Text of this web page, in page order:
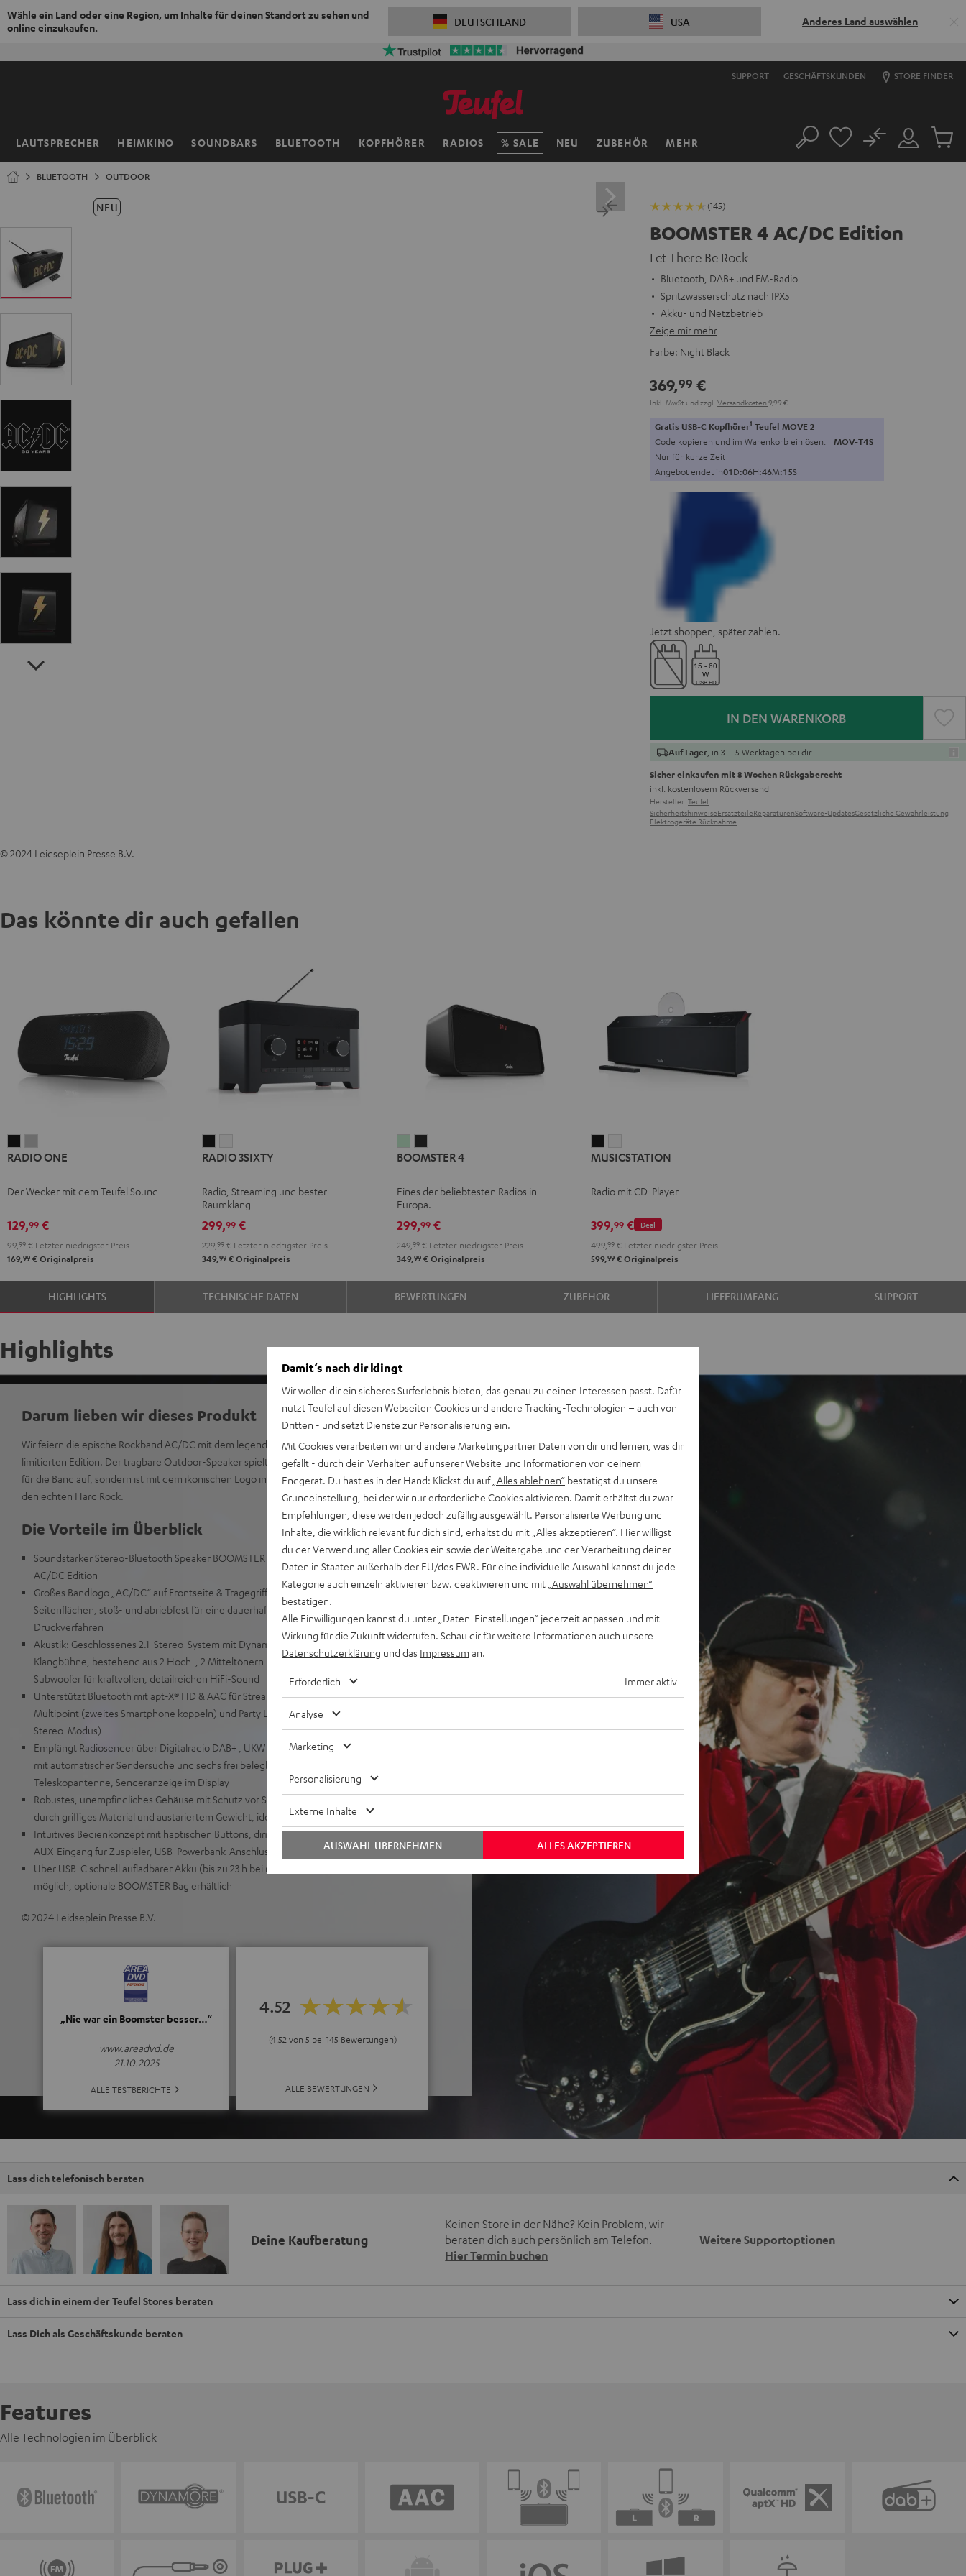
Wähle ein Land oder eine Region, um Inhalte für deinen Standort zu sehen und
online einzukaufen.
DEUTSCHLAND USA Anderes Land auswählen
SUPPORT GESCHÄFTSKUNDEN STORE FINDER
LAUTSPRECHER HEIMKINO SOUNDBARS BLUETOOTH KOPFHÖRER RADIOS SALE NEU ZUBEHÖR MEHR
Startseite Suche
Mein
Konto
No
Artikel
BLUETOOTH OUTDOOR
NEU (145)
BOOMSTER 4 AC/DC Edition
Let There Be Rock
Bluetooth, DAB+ und FM-Radio
Spritzwasserschutz nach IPX5
Akku- und Netzbetrieb
Zeige mir mehr
Farbe: Night Black
369,99 €
Inkl. MwSt und zzgl. Versandkosten 9,99 €
Gratis USB-C Kopfhörer1 Teufel MOVE 2
Code kopieren und im Warenkorb einlösen. MOV-T4S
Nur für kurze Zeit
Angebot endet in01D:06H:46M:14S
Jetzt shoppen, später zahlen.
IN DEN WARENKORB
Auf Lager , in 3 – 5 Werktagen bei dir
Sicher einkaufen mit 8 Wochen Rückgaberecht
inkl. kostenlosem Rückversand
Hersteller: Teufel
SicherheitshinweiseErsatzteileReparaturenSoftware-UpdatesGesetzliche Gewährleistung
Elektrogeräte Rücknahme
© 2024 Leidseplein Presse B.V.
Das könnte dir auch gefallen
ONEONE
Gray
RADIO ONE
Der Wecker mit dem Teufel Sound
129,99 €
99, 99 € Letzter niedrigster Preis
169,99 € Originalpreis
3SIXTY3SIXTY
RADIO 3SIXTY
Radio, Streaming und bester
Raumklang
299,99€
229, 99€Letzter niedrigster Preis
349,99€Originalpreis
4
Green
4
Black
BOOMSTER 4
Eines der beliebtesten Radios in
Europa.
299,99€
249, 99€Letzter niedrigster Preis
349,99€Originalpreis
Schwarz
Weiß
MUSICSTATION
Radio mit CD-Player
Deal
399,99 €
499,99 € Letzter niedrigster Preis
599,99 € Originalpreis
HIGHLIGHTS TECHNISCHE DATEN BEWERTUNGEN ZUBEHÖR LIEFERUMFANG SUPPORT
Highlights
Darum lieben wir dieses Produkt
Wir feiern die epische Rockband AC/DC mit dem legendären Sound des BOOMSTER 4 in einer
limitierten Edition. Der tragbare Outdoor-Speaker spielt nicht nur mit seinem kraftvollen Sound
für die Band auf, sondern ist mit dem ikonischen Logo in Gold auch optisch eine Hommage an
den echten Hard Rock.
Die Vorteile im Überblick
Soundstarker Stereo-Bluetooth Speaker BOOMSTER 4 in der offiziell lizensierten & limitierten
AC/DC Edition
Großes Bandlogo „AC/DC“ auf Frontseite & Tragegriff sowie „High Voltage“ Blitze auf den
Seitenflächen, stoß- und abriebfest für eine dauerhafte Sichtbarkeit, Umwelt-freundliches
Druckverfahren
Akustik: Geschlossenes 2.1-Stereo-System mit Dynamore Technologie für eine breite
Klangbühne, bestehend aus 2 Hoch-, 2 Mitteltönern und mittig integriertem Frontfire-
Subwoofer für kraftvollen, detailreichen HiFi-Sound
Unterstützt Bluetooth mit apt-X® HD & AAC für Streaming in CD-Qualität über Spotify & Co.,
Multipoint (zweites Smartphone koppeln) und Party Link Stereo (zwei Geräte koppeln für
Stereo-Modus)
Empfängt Radiosender über Digitalradio DAB+ , UKW oder spielt Internetradio über Bluetooth,
mit automatischer Sendersuche und sechs frei belegbaren Stationstasten, schwenkbare
Teleskopantenne, Senderanzeige im Display
Robustes, unempfindliches Gehäuse mit Schutz vor Strahlwasser (IPX5), hoher Tragekomfort
durch griffiges Material und austariertem Gewicht, ideal auch für alle Outdoor-Aktivitäten
Intuitives Bedienkonzept mit haptischen Buttons, dimmbares Display, IR-Fernbedienung,
AUX-Eingang für Zuspieler, USB-Powerbank-Anschluss zum Smartphone-Aufladen
Über USB-C schnell aufladbarer Akku (bis zu 23 h bei mittlerer Lautstärke), Dauer-Netzbetrieb
möglich, optionale BOOMSTER Bag erhältlich
© 2024 Leidseplein Presse B.V.
„Nie war ein Boomster besser…“
www.areadvd.de
21.10.2025
ALLE TESTBERICHTE
4.52
(4.52 von 5 bei 145 Bewertungen)
ALLE BEWERTUNGEN
Lass dich telefonisch beraten
Deine Kaufberatung
Keinen Store in der Nähe? Kein Problem, wir
beraten dich auch persönlich am Telefon.
Hier Termin buchen
Weitere Supportoptionen
Lass dich in einem der Teufel Stores beraten
Lass Dich als Geschäftskunde beraten
Features
Alle Technologien im Überblick
Damit‘s nach dir klingt
Wir wollen dir ein sicheres Surferlebnis bieten, das genau zu deinen Interessen passt. Dafür
nutzt Teufel auf diesen Webseiten Cookies und andere Tracking-Technologien – auch von
Dritten - und setzt Dienste zur Personalisierung ein.
Mit Cookies verarbeiten wir und andere Marketingpartner Daten von dir und lernen, was dir
gefällt - durch dein Verhalten auf unserer Website und Informationen von deinem
Endgerät. Du hast es in der Hand: Klickst du auf „Alles ablehnen“ bestätigst du unsere
Grundeinstellung, bei der wir nur erforderliche Cookies aktivieren. Damit erhältst du zwar
Empfehlungen, diese werden jedoch zufällig ausgewählt. Personalisierte Werbung und
Inhalte, die wirklich relevant für dich sind, erhältst du mit „Alles akzeptieren“. Hier willigst
du der Verwendung aller Cookies ein sowie der Weitergabe und der Verarbeitung deiner
Daten in Staaten außerhalb der EU/des EWR. Für eine individuelle Auswahl kannst du jede
Kategorie auch einzeln aktivieren bzw. deaktivieren und mit „Auswahl übernehmen“
bestätigen.
Alle Einwilligungen kannst du unter „Daten-Einstellungen“ jederzeit anpassen und mit
Wirkung für die Zukunft widerrufen. Schau dir für weitere Informationen auch unsere
Datenschutzerklärung und das Impressum an.
Erforderlich Immer aktiv
Analyse
Marketing
Personalisierung
Externe Inhalte
ALLES AKZEPTIEREN
AUSWAHL ÜBERNEHMEN